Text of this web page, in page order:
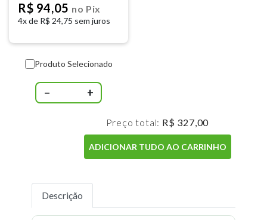
R$ 94,05 no Pix
4x de R$ 24,75 sem juros
Produto Selecionado
− +
Preço total: R$ 327,00
ADICIONAR TUDO AO CARRINHO
Descrição